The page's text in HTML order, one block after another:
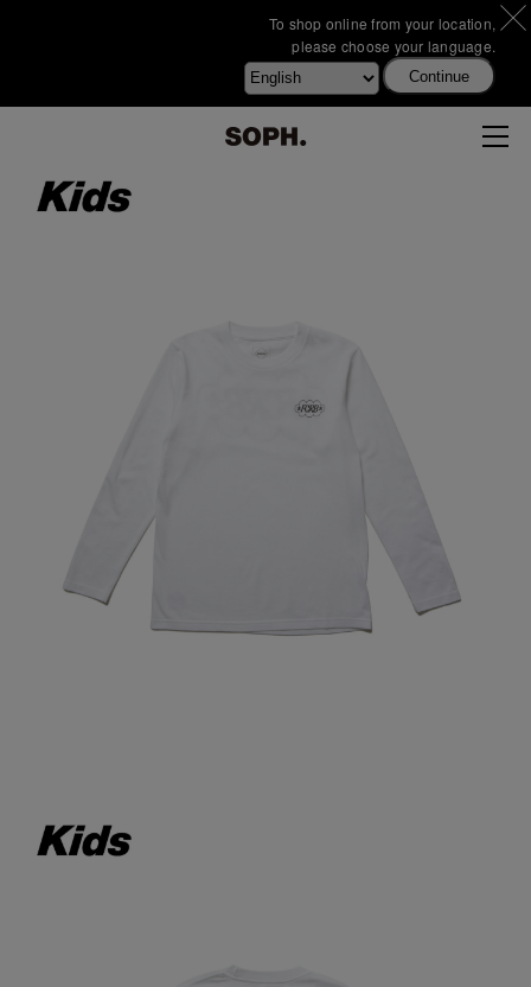
To shop online from your location,
please choose your language.
Continue